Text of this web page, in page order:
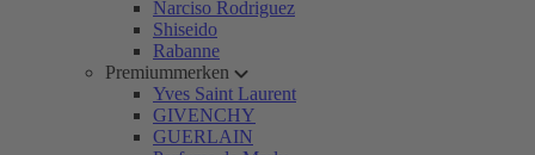
Narciso Rodriguez
Shiseido
Rabanne
Premiummerken
Yves Saint Laurent
GIVENCHY
GUERLAIN